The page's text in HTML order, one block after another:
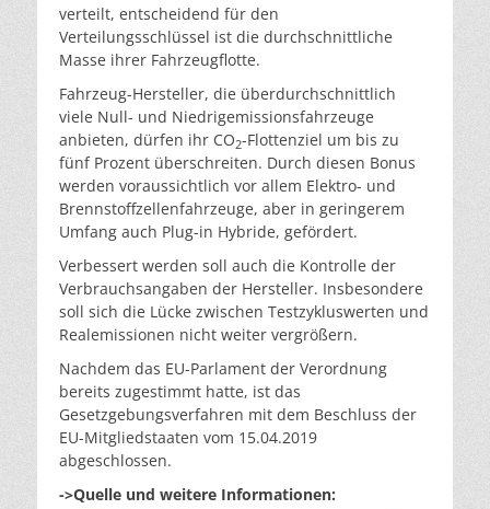
verteilt, entscheidend für den
Verteilungsschlüssel ist die durchschnittliche
Masse ihrer Fahrzeugflotte.
Fahrzeug-Hersteller, die überdurchschnittlich
viele Null- und Niedrigemissionsfahrzeuge
anbieten, dürfen ihr CO2-Flottenziel um bis zu
fünf Prozent überschreiten. Durch diesen Bonus
werden voraussichtlich vor allem Elektro- und
Brennstoffzellenfahrzeuge, aber in geringerem
Umfang auch Plug-in Hybride, gefördert.
Verbessert werden soll auch die Kontrolle der
Verbrauchsangaben der Hersteller. Insbesondere
soll sich die Lücke zwischen Testzykluswerten und
Realemissionen nicht weiter vergrößern.
Nachdem das EU-Parlament der Verordnung
bereits zugestimmt hatte, ist das
Gesetzgebungsverfahren mit dem Beschluss der
EU-Mitgliedstaaten vom 15.04.2019
abgeschlossen.
->Quelle und weitere Informationen: